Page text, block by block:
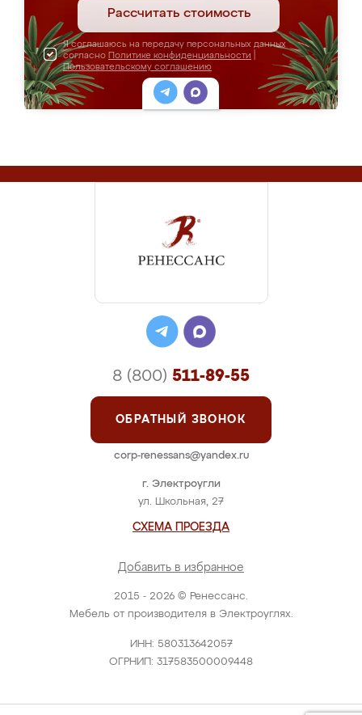
Рассчитать стоимость
Я соглашаюсь на передачу персональных данных
согласно Политике конфиденциальности
Пользовательскому соглашению
2015 - 2026 © Ренессанс.
Мебель от производителя в Электроуглях.
ИНН: 580313642057
ОГРНИП: 317583500009448
г. Электроугли
ул. Школьная, 27
СХЕМА ПРОЕЗДА
Добавить в избранное
8 (800) 511-89-55
ОБРАТНЫЙ ЗВОНОК
corp-renessans@yandex.ru